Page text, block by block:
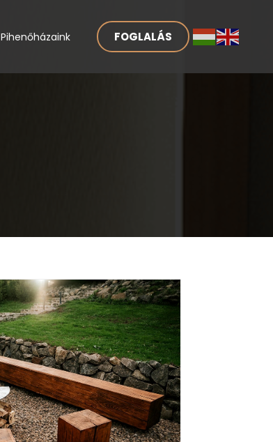
Pihenőházaink FOGLALÁS